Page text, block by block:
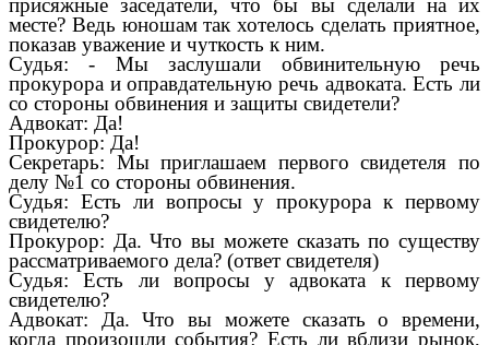
присяжные заседатели, что бы вы сделали на их
месте? Ведь юношам так хотелось сделать приятное,
показав уважение и чуткость к ним.
Судья: - Мы заслушали обвинительную речь
прокурора и оправдательную речь адвоката. Есть ли
со стороны обвинения и защиты свидетели?
Адвокат: Да!
Прокурор: Да!
Секретарь: Мы приглашаем первого свидетеля по
делу №1 со стороны обвинения.
Судья: Есть ли вопросы у прокурора к первому
свидетелю?
Прокурор: Да. Что вы можете сказать по существу
рассматриваемого дела? (ответ свидетеля)
Судья: Есть ли вопросы у адвоката к первому
свидетелю?
Адвокат: Да. Что вы можете сказать о времени,
когда произошли события? Есть ли вблизи рынок,